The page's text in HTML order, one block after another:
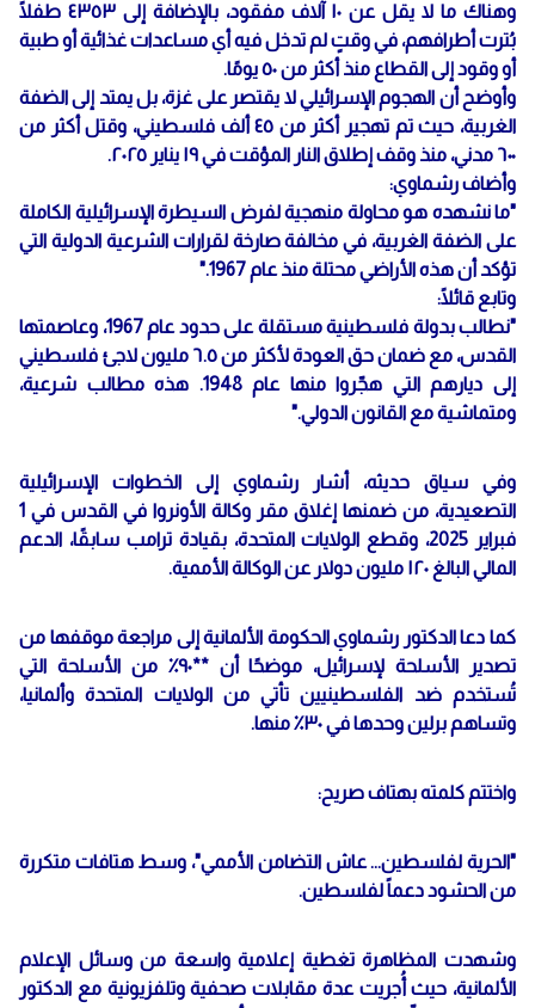
وهناك ما لا يقل عن ١٠ آلاف مفقود، بالإضافة إلى ٤٣٥٣ طفلًا
بُترت أطرافهم، في وقتٍ لم تدخل فيه أي مساعدات غذائية أو طبية
أو وقود إلى القطاع منذ أكثر من ٥٠ يومًا.
وأوضح أن الهجوم الإسرائيلي لا يقتصر على غزة، بل يمتد إلى الضفة
الغربية، حيث تم تهجير أكثر من ٤٥ ألف فلسطيني، وقتل أكثر من
٦٠٠ مدني، منذ وقف إطلاق النار المؤقت في ١٩ يناير ٢٠٢٥.
وأضاف رشماوي:
"ما نشهده هو محاولة منهجية لفرض السيطرة الإسرائيلية الكاملة
على الضفة الغربية، في مخالفة صارخة لقرارات الشرعية الدولية التي
تؤكد أن هذه الأراضي محتلة منذ عام 1967."
وتابع قائلًا:
"نطالب بدولة فلسطينية مستقلة على حدود عام 1967، وعاصمتها
القدس، مع ضمان حق العودة لأكثر من ٦.٥ مليون لاجئ فلسطيني
إلى ديارهم التي هجّروا منها عام 1948. هذه مطالب شرعية،
ومتماشية مع القانون الدولي."
وفي سياق حديثه، أشار رشماوي إلى الخطوات الإسرائيلية
التصعيدية، من ضمنها إغلاق مقر وكالة الأونروا في القدس في 1
فبراير 2025، وقطع الولايات المتحدة، بقيادة ترامب سابقًا، الدعم
المالي البالغ ١٢٠ مليون دولار عن الوكالة الأممية.
كما دعا الدكتور رشماوي الحكومة الألمانية إلى مراجعة موقفها من
تصدير الأسلحة لإسرائيل، موضحًا أن **٩٠٪ من الأسلحة التي
تُستخدم ضد الفلسطينيين تأتي من الولايات المتحدة وألمانيا،
وتساهم برلين وحدها في ٣٠٪ منها.
واختتم كلمته بهتاف صريح:
"الحرية لفلسطين... عاش التضامن الأممي"، وسط هتافات متكررة
من الحشود دعماً لفلسطين.
وشهدت المظاهرة تغطية إعلامية واسعة من وسائل الإعلام
الألمانية، حيث أُجريت عدة مقابلات صحفية وتلفزيونية مع الدكتور